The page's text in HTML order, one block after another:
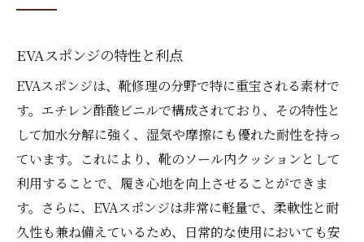
EVAスポンジの特性と利点
EVAスポンジは、靴修理の分野で特に重宝される素材で
す。エチレン酢酸ビニルで構成されており、その特性と
して加水分解に強く、湿気や摩擦にも優れた耐性を持っ
ています。これにより、靴のソール内クッションとして
利用することで、履き心地を向上させることができま
す。さらに、EVAスポンジは非常に軽量で、柔軟性と耐
久性も兼ね備えているため、日常的な使用においても安